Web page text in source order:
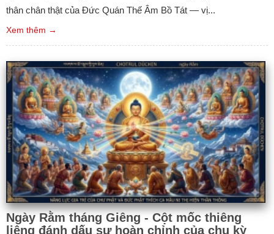
thân chân thật của Đức Quán Thế Âm Bồ Tát — vị...
Xem thêm →
Ngày Rằm tháng Giêng - Cột mốc thiêng
liêng đánh dấu sự hoàn chỉnh của chu kỳ